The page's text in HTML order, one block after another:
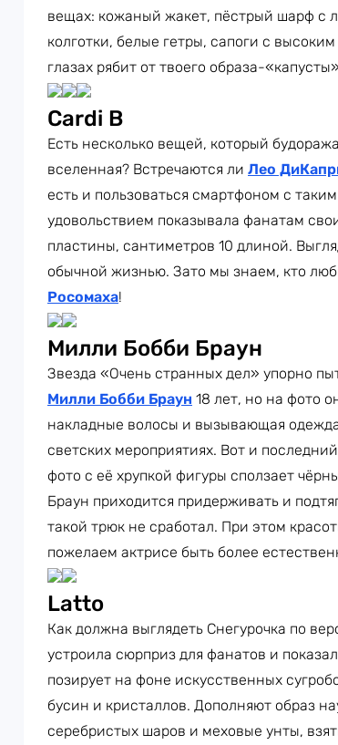
вещах: кожаный жакет, пёстрый шарф с
колготки, белые гетры, сапоги с
глазах рябит от твоего образа-
Cardi B
Есть несколько вещей, который
вселенная? Встречаются ли Лео
есть и пользоваться смартфоном с
удовольствием показывала фанатам
пластины, сантиметров 10 длиной.
обычной жизнью. Зато мы знаем, кто
Росомаха!
Милли Бобби Браун
Звезда «Очень странных дел» упорно
Милли Бобби Браун 18 лет, но на фото
накладные волосы и вызывающая
светских мероприятиях. Вот и
фото с её хрупкой фигуры сползает
Браун приходится придерживать и
такой трюк не сработал. При этом
пожелаем актрисе быть более
Latto
Как должна выглядеть Снегурочка по
устроила сюрприз для фанатов и
позирует на фоне искусственных
бусин и кристаллов. Дополняют образ
серебристых шаров и меховые унты,